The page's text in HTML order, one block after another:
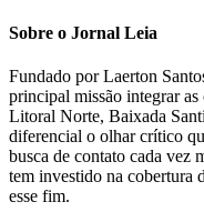
Sobre o Jornal Leia
Fundado por Laerton
principal missão integrar
Litoral Norte, Baixada
diferencial o olhar crítico
busca de contato cada vez
tem investido na cobertura
esse fim.